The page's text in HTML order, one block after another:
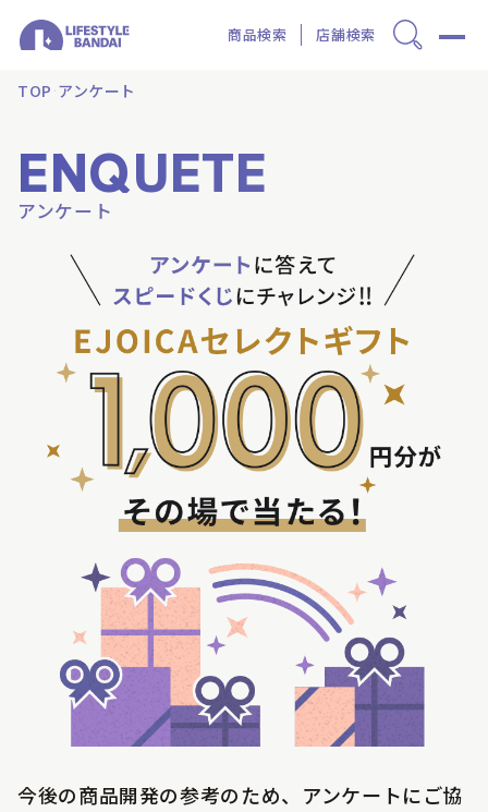
商品検索 店舗検索
TOP アンケート
ENQUETE
アンケート
今後の商品開発の参考のため、アンケートにご協